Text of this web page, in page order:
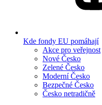
Kde fondy EU pomáhají
Akce pro veřejnost
Nové Česko
Zelené Česko
Moderní Česko
Bezpečné Česko
Česko netradičně